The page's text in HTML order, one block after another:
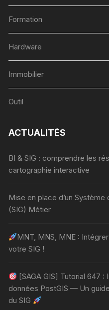
Formation
Hardware
Immobilier
Outil
ACTUALITÉS
BI & SIG : comprendre les
cartographie interactive
Mise en place d’un Système
(SIG) Métier
MNT, MNS, MNE :
votre SIG !
[SAGA GIS] Tutorial 647
données PostGIS — Un
du SIG